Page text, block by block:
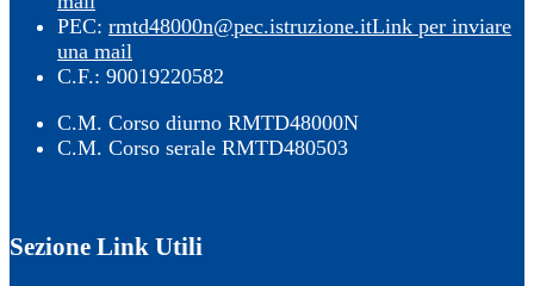
PEC: rmtd48000n@pec.istruzione.itLink per inviare
una mail
C.F.: 90019220582
C.M. Corso diurno RMTD48000N
C.M. Corso serale RMTD480503
Sezione Link Utili